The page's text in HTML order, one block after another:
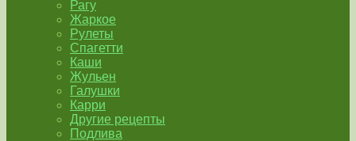
Рагу
Жаркое
Рулеты
Спагетти
Каши
Жульен
Галушки
Карри
Другие рецепты
Подлива